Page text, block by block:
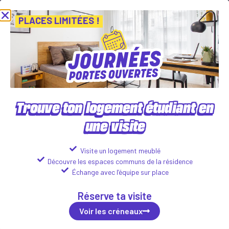
Portes Ouvertes ! Inscris-toi vite ! PLACES LIMITÉES
Voir les créneaux
CAMPUS DELFINO
88 boulevard Louis Delfino, 06000 Nice
Logements disponibles :
PLACES LIMITÉES !
Trouve ton logement étudiant en
une visite
Visite un logement meublé
Découvre les espaces communs de la résidence
Échange avec l’équipe sur place
Réserve ta visite
Voir les créneaux